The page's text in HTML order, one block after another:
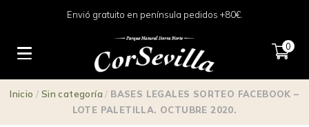
Envió gratuito en península pedidos +80€.
0
Inicio / Sin categoría / BASES LEGALES SORTEO FACEBOOK –
LOTE PALETILLA. OCTUBRE 2020.